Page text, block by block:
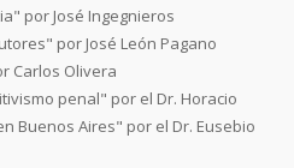
por José Ingegnieros
por José León Pagano
Carlos Olivera
penal" por el Dr. Horacio
Buenos Aires" por el Dr. Eusebio